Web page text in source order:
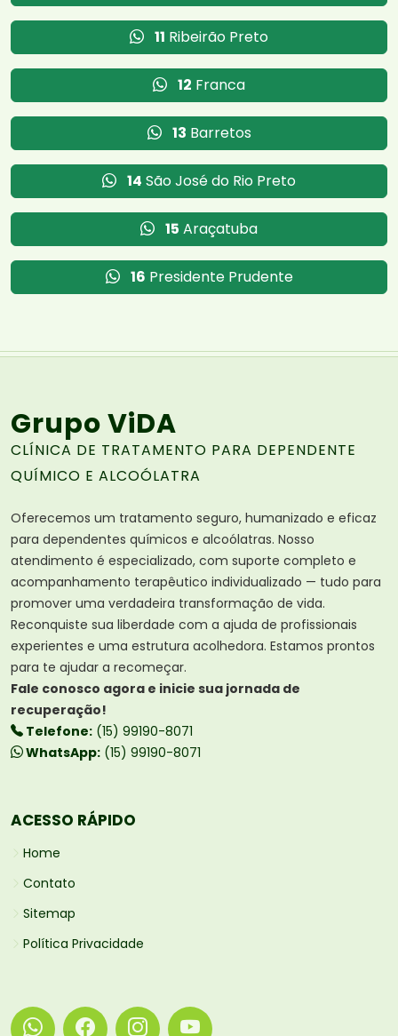
11 Ribeirão Preto
12 Franca
13 Barretos
14 São José do Rio Preto
15 Araçatuba
16 Presidente Prudente
Grupo ViDA
CLÍNICA DE TRATAMENTO PARA DEPENDENTE
QUÍMICO E ALCOÓLATRA
Oferecemos um tratamento seguro, humanizado e eficaz
para dependentes químicos e alcoólatras. Nosso
atendimento é especializado, com suporte completo e
acompanhamento terapêutico individualizado — tudo para
promover uma verdadeira transformação de vida.
Reconquiste sua liberdade com a ajuda de profissionais
experientes e uma estrutura acolhedora. Estamos prontos
para te ajudar a recomeçar.
Fale conosco agora e inicie sua jornada de
recuperação!
Telefone: (15) 99190-8071
WhatsApp: (15) 99190-8071
ACESSO RÁPIDO
Home
Contato
Sitemap
Política Privacidade